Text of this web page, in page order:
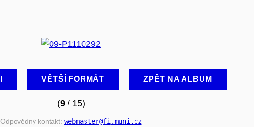
VĚTŠÍ FORMÁT ZPĚT NA ALBUM
(9/ 15)
Odpovědný kontakt: webmaster@fi .muni .cz